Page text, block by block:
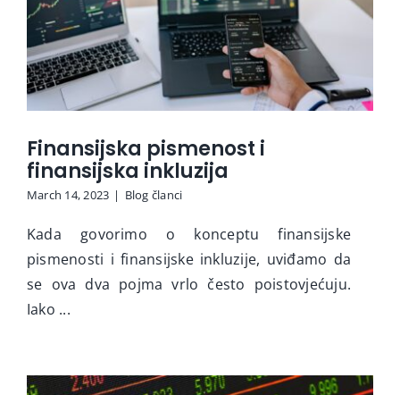
Finansijska pismenost i
finansijska inkluzija
March 14, 2023 | Blog članci
Kada govorimo o konceptu finansijske
pismenosti i finansijske inkluzije, uviđamo da
se ova dva pojma vrlo često poistovjećuju.
Iako ...